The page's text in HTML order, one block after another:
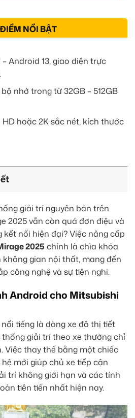
NỔI BẬT
Android 13, giao diện trực
bộ nhớ trong từ 32GB – 512GB
HD hoặc 2K sắc nét, kích thước
giải trí nguyên bản trên
2025 vẫn còn quá đơn điệu và
nối hiện đại? Việc nâng cấp
2025 chính là chìa khóa
gian nội thất, mang đến
công nghệ và sự tiện nghi.
Android cho Mitsubishi
tiếng là dòng xe đô thị tiết
thống giải trí theo xe thường chỉ
Việc thay thế bằng một chiếc
mới giúp chủ xe tiếp cận
trí không giới hạn và các tính
tiên tiến nhất hiện nay.